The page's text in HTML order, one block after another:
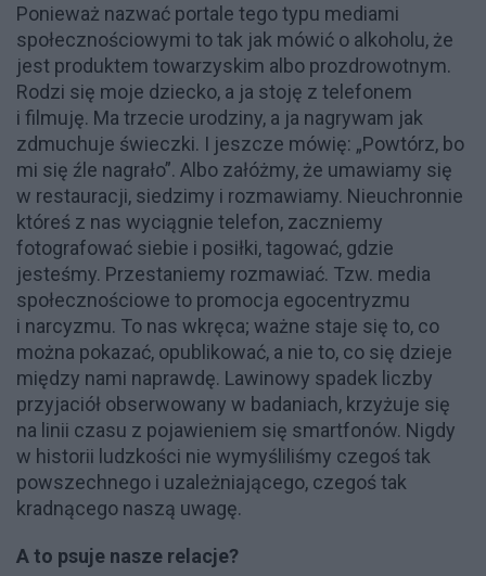
Ponieważ nazwać portale tego typu mediami
społecznościowymi to tak jak mówić o alkoholu, że
jest produktem towarzyskim albo prozdrowotnym.
Rodzi się moje dziecko, a ja stoję z telefonem
i filmuję. Ma trzecie urodziny, a ja nagrywam jak
zdmuchuje świeczki. I jeszcze mówię: „Powtórz, bo
mi się źle nagrało”. Albo załóżmy, że umawiamy się
w restauracji, siedzimy i rozmawiamy. Nieuchronnie
któreś z nas wyciągnie telefon, zaczniemy
fotografować siebie i posiłki, tagować, gdzie
jesteśmy. Przestaniemy rozmawiać. Tzw. media
społecznościowe to promocja egocentryzmu
i narcyzmu. To nas wkręca; ważne staje się to, co
można pokazać, opublikować, a nie to, co się dzieje
między nami naprawdę. Lawinowy spadek liczby
przyjaciół obserwowany w badaniach, krzyżuje się
na linii czasu z pojawieniem się smartfonów. Nigdy
w historii ludzkości nie wymyśliliśmy czegoś tak
powszechnego i uzależniającego, czegoś tak
kradnącego naszą uwagę.
A to psuje nasze relacje?